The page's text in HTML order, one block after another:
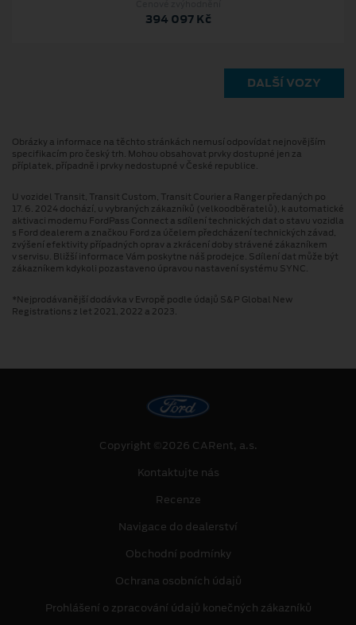
394 097 Kč
DALŠÍ VOZY
Obrázky a informace na těchto stránkách nemusí odpovídat nejnovějším
specifikacím pro český trh. Mohou obsahovat prvky dostupné jen za
příplatek, případně i prvky nedostupné v České republice.
U vozidel Transit, Transit Custom, Transit Courier a Ranger předaných po
17. 6. 2024 dochází, u vybraných zákazníků (velkoodběratelů), k automatické
aktivaci modemu FordPass Connect a sdílení technických dat o stavu vozidla
s Ford dealerem a značkou Ford za účelem předcházení technických závad,
zvýšení efektivity případných oprav a zkrácení doby strávené zákazníkem
v servisu. Bližší informace Vám poskytne náš prodejce. Sdílení dat může být
zákazníkem kdykoli pozastaveno úpravou nastavení systému SYNC.
*Nejprodávanější dodávka v Evropě podle údajů S&P Global New
Registrations z let 2021, 2022 a 2023.
Copyright ©2026 CARent, a.s.
Kontaktujte nás
Recenze
Navigace do dealerství
Obchodní podmínky
Ochrana osobních údajů
Prohlášení o zpracování údajů konečných zákazníků